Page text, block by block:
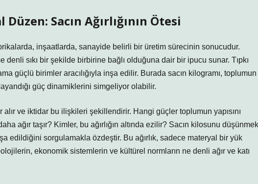
Sacın Ağırlığının Ötesi
inşaatlarda, sanayide belirli bir üretim sürecinin sonucudur.
denli sıkı bir şekilde birbirine bağlı olduğuna dair bir ipucu sunar. Tıpkı
güçlü birimler aracılığıyla inşa edilir. Burada sacın kilogramı, toplumun
güç dinamiklerini simgeliyor olabilir.
ve iktidar bu ilişkileri şekillendirir. Hangi güçler toplumun yapısını
ağır taşır? Kimler, bu ağırlığın altında ezilir? Sacın kilosunu
edildiğini sorgulamakla özdeştir. Bu ağırlık, sadece materyal bir yük
ekonomik sistemlerin ve kültürel normların ne denli ağır ve katı